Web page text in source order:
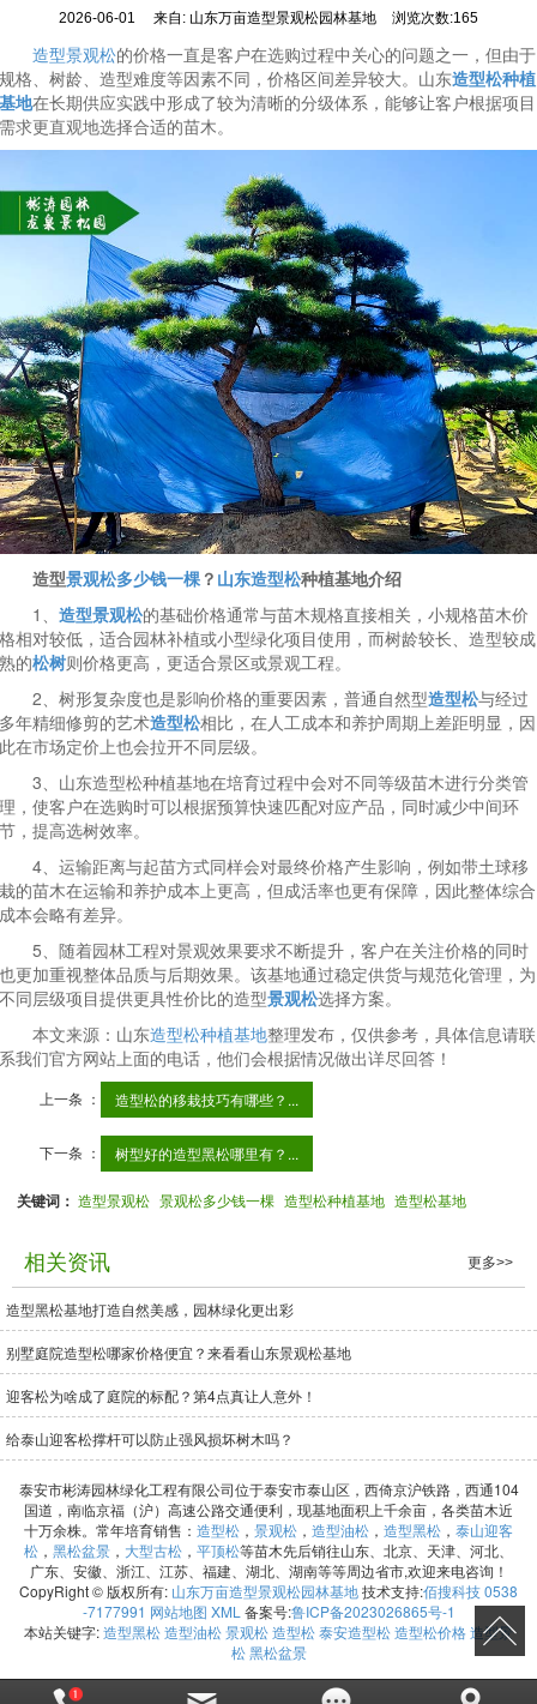
2026-06-01 来自: 山东万亩造型景观松园林基地 浏览次数:165
造型景观松的价格一直是客户在选购过程中关心的问题之一，但由于
规格、树龄、造型难度等因素不同，价格区间差异较大。山东造型松种植
基地在长期供应实践中形成了较为清晰的分级体系，能够让客户根据项目
需求更直观地选择合适的苗木。
造型景观松多少钱一棵 ？ 山东造型松种植基地介绍
1、造型景观松的基础价格通常与苗木规格直接相关，小规格苗木价
格相对较低，适合园林补植或小型绿化项目使用，而树龄较长、造型较成
熟的松树则价格更高，更适合景区或景观工程。
2、树形复杂度也是影响价格的重要因素，普通自然型造型松与经过
多年精细修剪的艺术造型松相比，在人工成本和养护周期上差距明显，因
此在市场定价上也会拉开不同层级。
3、山东造型松种植基地在培育过程中会对不同等级苗木进行分类管
理，使客户在选购时可以根据预算快速匹配对应产品，同时减少中间环
节，提高选树效率。
4、运输距离与起苗方式同样会对最终价格产生影响，例如带土球移
栽的苗木在运输和养护成本上更高，但成活率也更有保障，因此整体综合
成本会略有差异。
5、随着园林工程对景观效果要求不断提升，客户在关注价格的同时
也更加重视整体品质与后期效果。该基地通过稳定供货与规范化管理，为
不同层级项目提供更具性价比的造型景观松选择方案。
本文来源：山东造型松种植基地整理发布，仅供参考，具体信息请联
系我们官方网站上面的电话，他们会根据情况做出详尽回答！
上一条 ： 造型松的移栽技巧有哪些？...
下一条 ： 树型好的造型黑松哪里有？...
关键词：造型景观松 景观松多少钱一棵 造型松种植基地 造型松基地
相关资讯 更多>>
造型黑松基地打造自然美感，园林绿化更出彩
别墅庭院造型松哪家价格便宜？来看看山东景观松基地
迎客松为啥成了庭院的标配？第4点真让人意外！
给泰山迎客松撑杆可以防止强风损坏树木吗？
泰安市彬涛园林绿化工程有限公司位于泰安市泰山区，西倚京沪铁路，西通104
国道，南临京福（沪）高速公路交通便利，现基地面积上千余亩，各类苗木近
十万余株。常年培育销售： 造型松 ， 景观松 ， 造型油松 ， 造型黑松 ， 泰山迎客
松 ， 黑松盆景 ， 大型古松 ， 平顶松等苗木先后销往山东、北京、天津、河北、
广东、安徽、浙江、江苏、福建、湖北、湖南等等周边省市,欢迎来电咨询！
CopyRight © 版权所有: 山东万亩造型景观松园林基地技术支持:佰搜科技 0538
-7177991 网站地图 XML 备案号:鲁ICP备2023026865号-1
本站关键字:造型黑松造型油松景观松造型松泰安造型松造型松价格造型景
松 黑松盆景